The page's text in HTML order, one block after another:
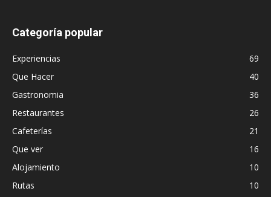
Categoría popular
Experiencias
69
Que Hacer
40
Gastronomia
36
Restaurantes
26
Cafeterías
21
Que ver
16
Alojamiento
10
Rutas
10